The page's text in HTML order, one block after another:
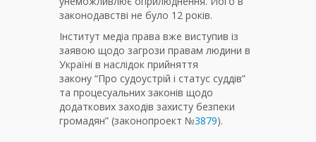
законодавстві не було 12 років.
Інститут медіа права вже виступив із
заявою щодо загрози правам людини в
Україні в наслідок прийняття
закону “Про судоустрій і статус суддів”
та процесуальних законів щодо
додаткових заходів захисту безпеки
громадян” (законопроект №3879).